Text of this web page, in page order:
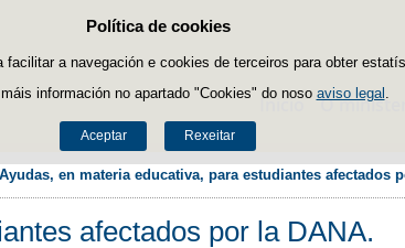
Política de cookies
a navegación e cookies de terceiros para obter
información no apartado "Cookies" do noso aviso legal
Aceptar Rexeitar
Saltar ao contido
Inicio O
Ayudas, en materia educativa, para estudiantes afectados
afectados por la DANA.